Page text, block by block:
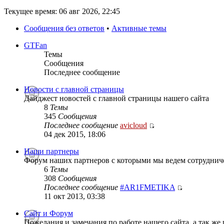
Текущее время: 06 авг 2026, 22:45
Сообщения без ответов • Активные темы
GTFan
Темы
Сообщения
Последнее сообщение
Новости с главной страницы
Дайджест новостей с главной страницы нашего сайта
8 Темы
345 Сообщения
Последнее сообщение avicloud
04 дек 2015, 18:06
Наши партнеры
Форум наших партнеров с которыми мы ведем
6 Темы
308 Сообщения
Последнее сообщение #AR1FMETIKA
11 окт 2013, 03:38
Сайт и Форум
Пожелания и замечания по работе нашего сайта, а так